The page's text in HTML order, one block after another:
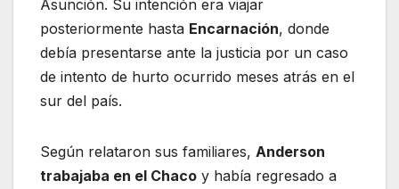
Asunción. Su intención era viajar
posteriormente hasta Encarnación, donde
debía presentarse ante la justicia por un caso
de intento de hurto ocurrido meses atrás en el
sur del país.
Según relataron sus familiares, Anderson
trabajaba en el Chaco y había regresado a